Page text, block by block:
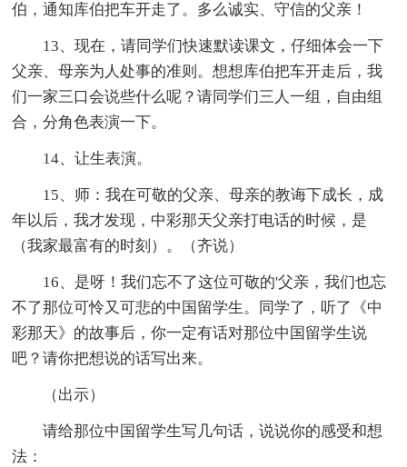
伯，通知库伯把车开走了。多么诚实、守信的父亲！
13、现在，请同学们快速默读课文，仔细体会一下
父亲、母亲为人处事的准则。想想库伯把车开走后，我
们一家三口会说些什么呢？请同学们三人一组，自由组
合，分角色表演一下。
14、让生表演。
15、师：我在可敬的父亲、母亲的教诲下成长，成
年以后，我才发现，中彩那天父亲打电话的时候，是
（我家最富有的时刻）。（齐说）
16、是呀！我们忘不了这位可敬的'父亲，我们也忘
不了那位可怜又可悲的中国留学生。同学了，听了《中
彩那天》的故事后，你一定有话对那位中国留学生说
吧？请你把想说的话写出来。
（出示）
请给那位中国留学生写几句话，说说你的感受和想
法：